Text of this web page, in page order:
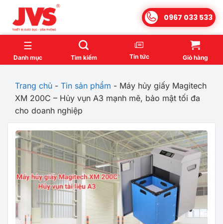
Danh mục Tìm kiếm Tin tức Giỏ hàng
0967 033 533
Trang chủ - Tin sản phẩm - Máy hủy giấy Magitech
XM 200C – Hủy vụn A3 mạnh mẽ, bảo mật tối đa
cho doanh nghiệp